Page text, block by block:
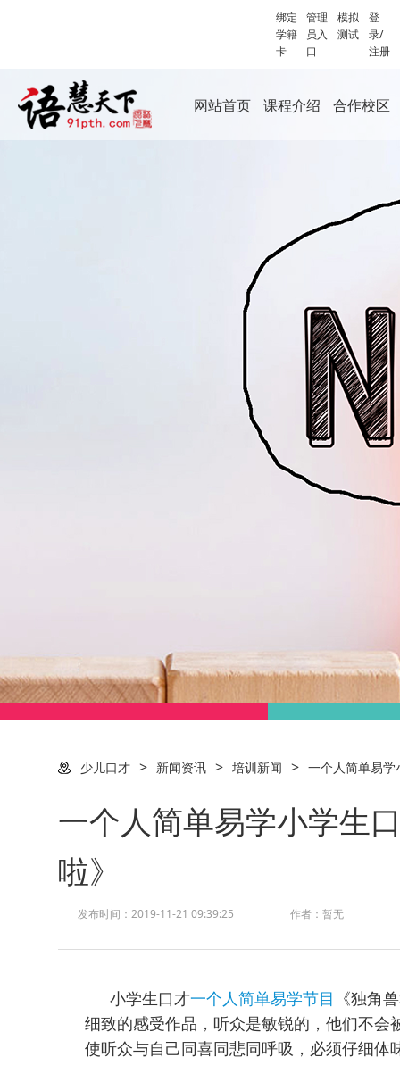
绑定
学籍
卡
管理
员入
口
模拟
测试
登
录/
注册
网站首页 课程介绍 合作校区
少儿口才 > 新闻资讯 > 培训新闻 > 一个人简单易
一个人简单易学小学生
啦》
发布时间：2019-11-21 09:39:25 作者：暂无
小学生 口才一个人简单易学节目
《独角
细致的感受作品，听众是敏锐的，他们不
使听众与自己同喜同悲同呼吸，必须仔细体